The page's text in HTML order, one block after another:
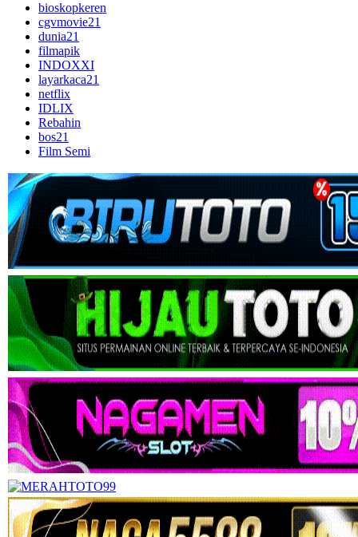
bioskopkeren
cgvmovie21
dunia21
filmapik
INDOXXI
layarkaca21
netflix
IDLIX
Rebahin
bos21
Film Semi